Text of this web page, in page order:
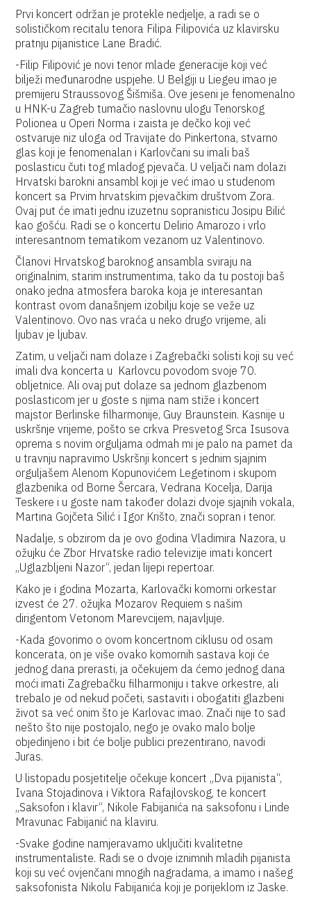
Prvi koncert održan je protekle nedjelje, a radi se o
solističkom recitalu tenora Filipa Filipovića uz klavirsku
pratnju pijanistice Lane Bradić.
-Filip Filipović je novi tenor mlade generacije koji već
bilježi međunarodne uspjehe. U Belgiji u Liegeu imao je
premijeru Straussovog Šišmiša. Ove jeseni je fenomenalno
u HNK-u Zagreb tumačio naslovnu ulogu Tenorskog
Polionea u Operi Norma i zaista je dečko koji već
ostvaruje niz uloga od Travijate do Pinkertona, stvarno
glas koji je fenomenalan i Karlovčani su imali baš
poslasticu čuti tog mladog pjevača. U veljači nam dolazi
Hrvatski barokni ansambl koji je već imao u studenom
koncert sa Prvim hrvatskim pjevačkim društvom Zora.
Ovaj put će imati jednu izuzetnu sopranisticu Josipu Bilić
kao gošću. Radi se o koncertu Delirio Amarozo i vrlo
interesantnom tematikom vezanom uz Valentinovo.
Članovi Hrvatskog baroknog ansambla sviraju na
originalnim, starim instrumentima, tako da tu postoji baš
onako jedna atmosfera baroka koja je interesantan
kontrast ovom današnjem izobilju koje se veže uz
Valentinovo. Ovo nas vraća u neko drugo vrijeme, ali
ljubav je ljubav.
Zatim, u veljači nam dolaze i Zagrebački solisti koji su već
imali dva koncerta u Karlovcu povodom svoje 70.
obljetnice. Ali ovaj put dolaze sa jednom glazbenom
poslasticom jer u goste s njima nam stiže i koncert
majstor Berlinske filharmonije, Guy Braunstein. Kasnije u
uskršnje vrijeme, pošto se crkva Presvetog Srca Isusova
oprema s novim orguljama odmah mi je palo na pamet da
u travnju napravimo Uskršnji koncert s jednim sjajnim
orguljašem Alenom Kopunovićem Legetinom i skupom
glazbenika od Borne Šercara, Vedrana Kocelja, Darija
Teskere i u goste nam također dolazi dvoje sjajnih vokala,
Martina Gojčeta Silić i Igor Krišto, znači sopran i tenor.
Nadalje, s obzirom da je ovo godina Vladimira Nazora, u
ožujku će Zbor Hrvatske radio televizije imati koncert
„Uglazbljeni Nazor“, jedan lijepi repertoar.
Kako je i godina Mozarta, Karlovački komorni orkestar
izvest će 27. ožujka Mozarov Requiem s našim
dirigentom Vetonom Marevcijem, najavljuje.
-Kada govorimo o ovom koncertnom ciklusu od osam
koncerata, on je više ovako komornih sastava koji će
jednog dana prerasti, ja očekujem da ćemo jednog dana
moći imati Zagrebačku filharmoniju i takve orkestre, ali
trebalo je od nekud početi, sastaviti i obogatiti glazbeni
život sa već onim što je Karlovac imao. Znači nije to sad
nešto što nije postojalo, nego je ovako malo bolje
objedinjeno i bit će bolje publici prezentirano, navodi
Juras.
U listopadu posjetitelje očekuje koncert „Dva pijanista“,
Ivana Stojadinova i Viktora Rafajlovskog, te koncert
„Saksofon i klavir“, Nikole Fabijanića na saksofonu i Linde
Mravunac Fabijanić na klaviru.
-Svake godine namjeravamo uključiti kvalitetne
instrumentaliste. Radi se o dvoje iznimnih mladih pijanista
koji su već ovjenčani mnogih nagradama, a imamo i našeg
saksofonista Nikolu Fabijanića koji je porijeklom iz Jaske.